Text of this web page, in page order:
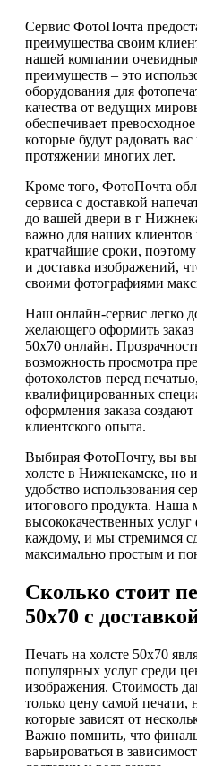
Сервис ФотоПочта
преимущества своим
нашей компании
преимуществ – это
оборудования для
качества от ведущих
обеспечивает
которые будут радовать
протяжении многих лет.
Кроме того, ФотоПочта
сервиса с доставкой
до вашей двери в г
важно для наших клиентов
кратчайшие сроки,
и доставка изображений,
своими фотографиями
Наш онлайн-сервис легко
желающего оформить заказ
50х70 онлайн.
возможность просмотра
фотохолстов перед
квалифицированных
оформления заказа
клиентского опыта.
Выбирая ФотоПочту, вы
холсте в Нижнекамске, но
удобство использования
итогового продукта. Наша
высококачественных
каждому, и мы стремимся
максимально простым и
Сколько стоит
50х70 с
Печать на холсте 50х70
популярных услуг среди
изображения. Стоимость
только цену самой печати,
которые зависят от
Важно помнить, что
варьироваться в